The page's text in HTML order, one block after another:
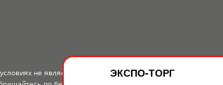
ЭКСПО-ТОРГ
не является публичной офертой, определяемой